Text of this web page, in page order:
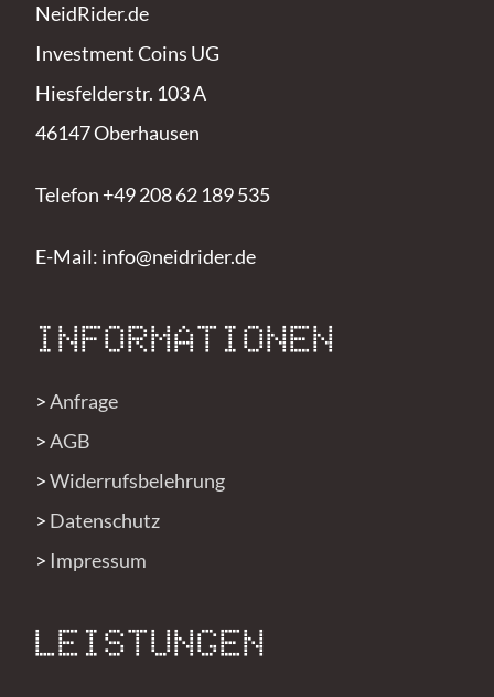
NeidRider.de
Investment Coins UG
Hiesfelderstr. 103 A
46147 Oberhausen
Telefon +49 208 62 189 535
E-Mail: info@neidrider.de
INFORMATIONEN
>Anfrage
>AGB
>Widerrufsbelehrung
> Datenschutz
> Impressum
LEISTUNGEN